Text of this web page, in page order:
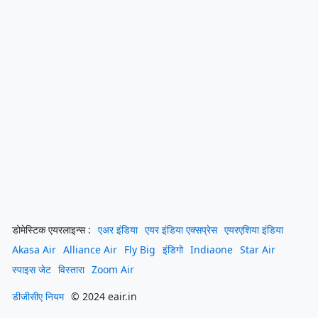
डोमेस्टिक एयरलाइन्स : एअर इंडिया एयर इंडिया एक्सप्रेस एयरएशिया इंडिया
Akasa Air Alliance Air Fly Big इंडिगो Indiaone Star Air
स्पाइस जेट विस्तारा Zoom Air
डीजीसीए नियम © 2024 eair.in